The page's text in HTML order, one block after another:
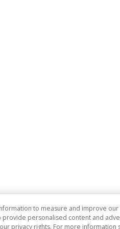
to measure and improve our
provide personalised content and
privacy rights. For more information